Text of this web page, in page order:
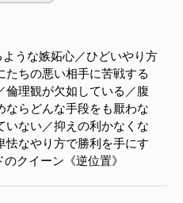
うな嫉妬心／ひどいやり方
たちの悪い相手に苦戦する
倫理観が欠如している／腹
ならどんな手段をも厭わな
いない／抑えの利かなくな
怯なやり方で勝利を手にす
クイーン《逆位置》